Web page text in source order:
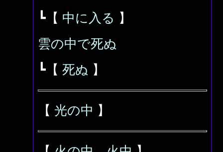
┗【 中に入る 】
雲の中で死ぬ
┗【 死ぬ 】
【 光の中 】